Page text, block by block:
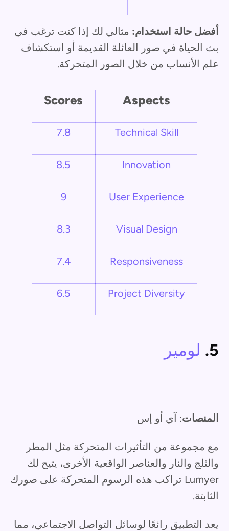
أفضل حالة استخدام: مثالي لك إذا كنت ترغب في
بث الحياة في صور العائلة القديمة أو استكشاف
علم الأنساب من خلال الصور المتحركة.
Aspects
Scores
Technical Skill
7.8
Innovation
8.5
User Experience
9
Visual Design
8.3
Responsiveness
7.4
Project Diversity
6.5
5. لومير
المنصات: آي أو إس
مع مجموعة من التأثيرات المتحركة مثل المطر
والثلج والنار والعناصر الواقعية الأخرى، يتيح لك
Lumyer تراكب هذه الرسوم المتحركة على صورك
الثابتة.
يعد التطبيق رائعًا لوسائل التواصل الاجتماعي، مما